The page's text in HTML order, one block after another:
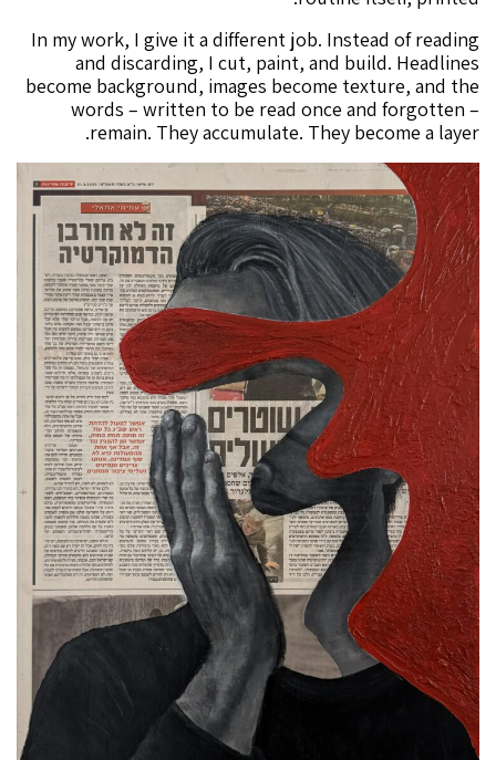
In my work, I give it a different job. Instead of reading
and discarding, I cut, paint, and build. Headlines
become background, images become texture, and the
words – written to be read once and forgotten –
remain. They accumulate. They become a layer.